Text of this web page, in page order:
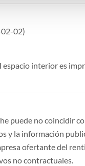
02)
espacio interior es
puede no coincidir
y la información
ofertante del
no contractuales.